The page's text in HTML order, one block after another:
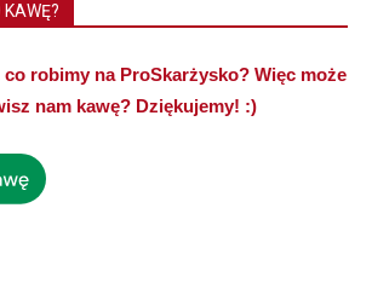
robimy na ProSkarżysko? Więc może
nam kawę? Dziękujemy! :)